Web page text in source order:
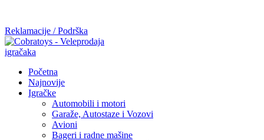
Reklamacije / Podrška
Početna
Najnovije
Igračke
Automobili i motori
Garaže, Autostaze i Vozovi
Avioni
Bageri i radne mašine